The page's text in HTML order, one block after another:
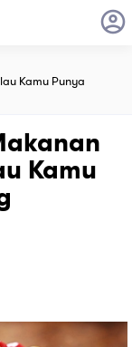
Kamu Punya
Kamu